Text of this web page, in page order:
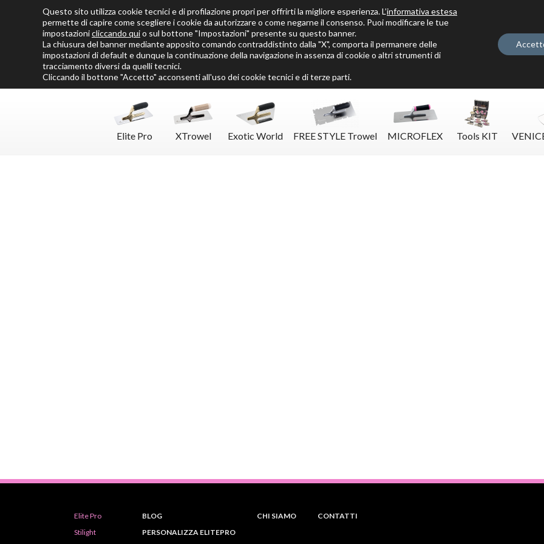
Chi siamo Cataloghi Personalizza SoloMio Flamingo Blog
Solo per veri decoratori
Elite Pro XTrowel Exotic World FREE STYLE Trowel MICROFLEX Tools KIT
Elite Pro
Stilight
BLOG
PERSONALIZZA ELITEPRO
CHI SIAMO CONTATTI
Questo sito utilizza cookie tecnici e di profilazione propri per offrirti la migliore esperienza. L’informativa estesa
permette di capire come scegliere i cookie da autorizzare o come negarne il consenso. Puoi modificare le tue
impostazionicliccando quio sul bottone "Impostazioni" presente su questo banner.
La chiusura del banner mediante apposito comando contraddistinto dalla "X", comporta il permanere delle
impostazioni di default e dunque la continuazione della navigazione in assenza di cookie o altri strumenti di
tracciamento diversi da quelli tecnici.
Cliccando il bottone "Accetto" acconsenti all'uso dei cookie tecnici e di terze parti.